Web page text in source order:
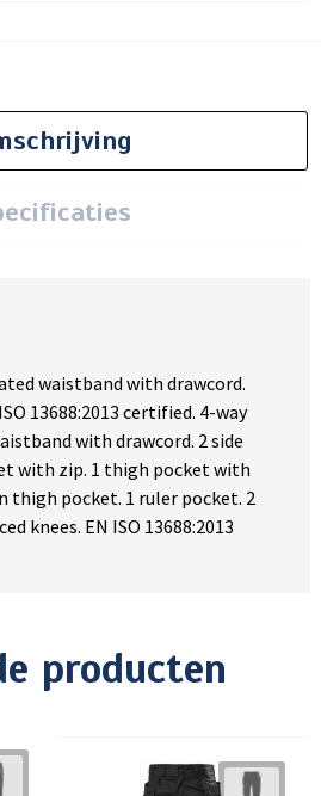
waistband with drawcord.
13688:2013 certified. 4-way
with drawcord. 2 side
with zip. 1 thigh pocket with
thigh pocket. 1 ruler pocket. 2
knees. EN ISO 13688:2013
producten